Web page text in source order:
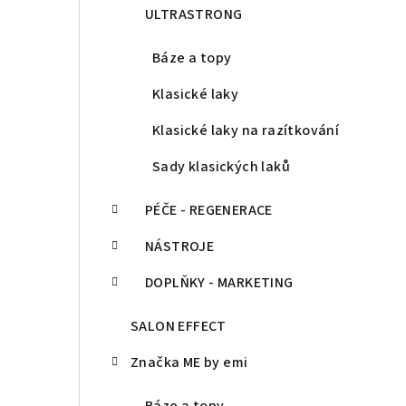
ULTRASTRONG
Báze a topy
Klasické laky
Klasické laky na razítkování
Sady klasických laků
PÉČE - REGENERACE
NÁSTROJE
DOPLŇKY - MARKETING
SALON EFFECT
Značka ME by emi